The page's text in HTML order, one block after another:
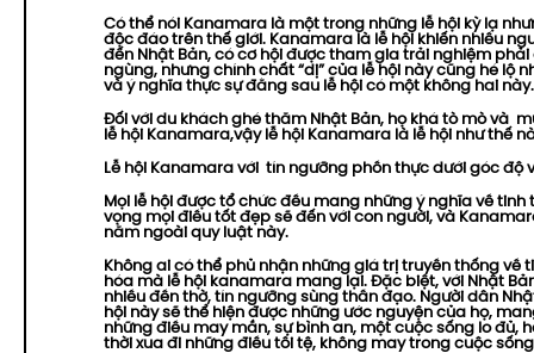
Có thể nói Kanamara là một trong những lễ hội kỳ lạ
độc đáo trên thế giới. Kanamara là lễ hội khiến nhiều
đến Nhật Bản, có cơ hội được tham gia trải nghiệm
ngùng, nhưng chính chất “dị” của lễ hội này cũng hé lộ
và ý nghĩa thực sự đằng sau lễ hội có một không hai này.
Đối với du khách ghé thăm Nhật Bản, họ khá tò mò và
lễ hội Kanamara,vậy lễ hội Kanamara là lễ hội như thế
Lễ hội Kanamara với tín ngưỡng phồn thực dưới góc độ
Mọi lễ hội được tổ chức đều mang những ý nghĩa về tinh
vọng mọi điều tốt đẹp sẽ đến với con người, và
nằm ngoài quy luật này.
Không ai có thể phủ nhận những giá trị truyền thống về
hóa mà lễ hội kanamara mang lại. Đặc biệt, với Nhật
nhiều đền thờ, tín ngưỡng sùng thần đạo. Người dân
hội này sẽ thể hiện được những ước nguyện của họ,
những điều may mắn, sự bình an, một cuộc sống lo đủ,
thời xua đi những điều tồi tệ, không may trong cuộc